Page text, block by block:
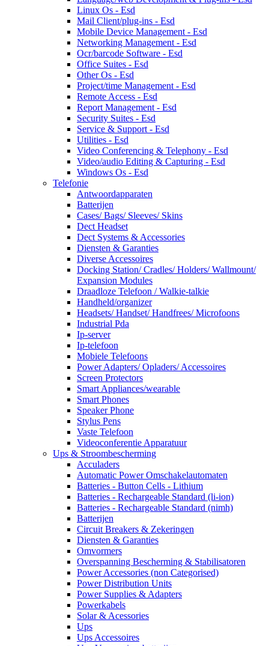
Linux Os - Esd
Mail Client/plug-ins - Esd
Mobile Device Management - Esd
Networking Management - Esd
Ocr/barcode Software - Esd
Office Suites - Esd
Other Os - Esd
Project/time Management - Esd
Remote Access - Esd
Report Management - Esd
Security Suites - Esd
Service & Support - Esd
Utilities - Esd
Video Conferencing & Telephony - Esd
Video/audio Editing & Capturing - Esd
Windows Os - Esd
Telefonie
Antwoordapparaten
Batterijen
Cases/ Bags/ Sleeves/ Skins
Dect Headset
Dect Systems & Accessories
Diensten & Garanties
Diverse Accessoires
Docking Station/ Cradles/ Holders/ Wallmount/
Expansion Modules
Draadloze Telefoon / Walkie-talkie
Handheld/organizer
Headsets/ Handset/ Handfrees/ Microfoons
Industrial Pda
Ip-server
Ip-telefoon
Mobiele Telefoons
Power Adapters/ Opladers/ Accessoires
Screen Protectors
Smart Appliances/wearable
Smart Phones
Speaker Phone
Stylus Pens
Vaste Telefoon
Videoconferentie Apparatuur
Ups & Stroombescherming
Acculaders
Automatic Power Omschakelautomaten
Batteries - Button Cells - Lithium
Batteries - Rechargeable Standard (li-ion)
Batteries - Rechargeable Standard (nimh)
Batterijen
Circuit Breakers & Zekeringen
Diensten & Garanties
Omvormers
Overspanning Bescherming & Stabilisatoren
Power Accessories (non Categorised)
Power Distribution Units
Power Supplies & Adapters
Powerkabels
Solar & Acessories
Ups
Ups Accessoires